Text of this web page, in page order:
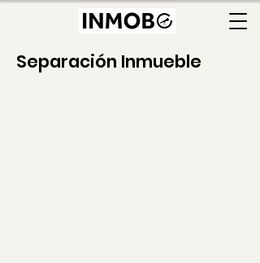
Separación Inmueble